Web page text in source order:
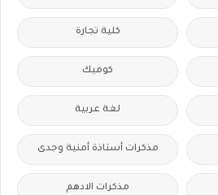
كلية تجارة
كوميك
لغة عربية
مذكرات أستاذة أمنية وجدى
مذكرات الادهم